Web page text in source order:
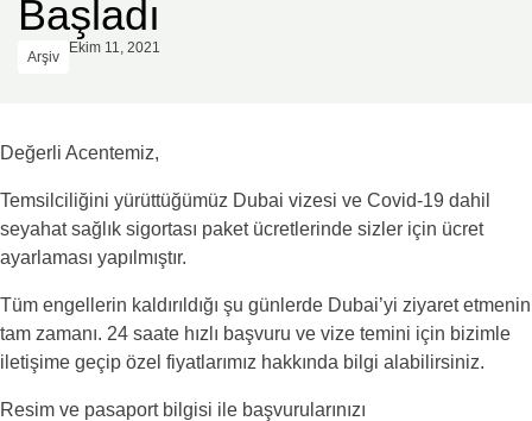
Başladı
Arşiv
Ekim 11, 2021
Değerli Acentemiz,
Temsilciliğini yürüttüğümüz Dubai vizesi ve Covid-19 dahil
seyahat sağlık sigortası paket ücretlerinde sizler için ücret
ayarlaması yapılmıştır.
Tüm engellerin kaldırıldığı şu günlerde Dubai’yi ziyaret etmenin
tam zamanı. 24 saate hızlı başvuru ve vize temini için bizimle
iletişime geçip özel fiyatlarımız hakkında bilgi alabilirsiniz.
Resim ve pasaport bilgisi ile başvurularınızı